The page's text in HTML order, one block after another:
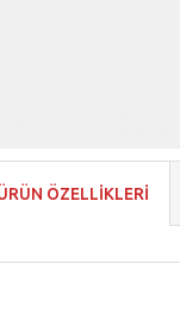
ÖZELLİKLERİ